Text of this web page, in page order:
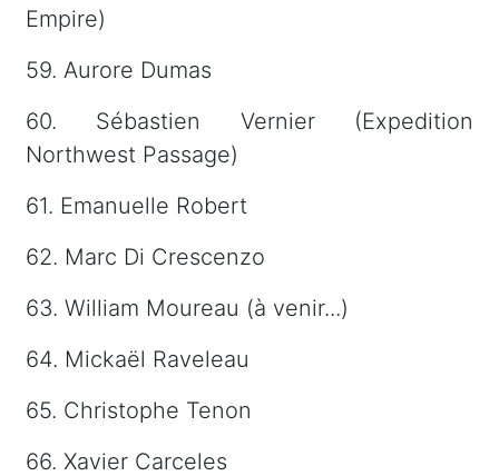
Empire)
59. Aurore Dumas
60. Sébastien Vernier (Expedition
Northwest Passage)
61. Emanuelle Robert
62. Marc Di Crescenzo
63. William Moureau (à venir...)
64. Mickaël Raveleau
65. Christophe Tenon
66. Xavier Carceles